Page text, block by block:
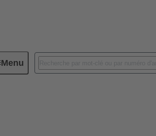
MenuTrouver des distributeurs